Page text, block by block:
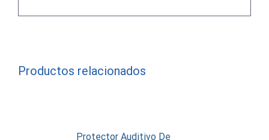
Productos relacionados
Protector Auditivo De